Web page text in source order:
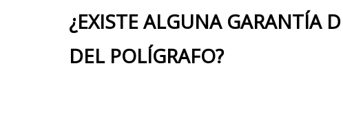
¿EXISTE ALGUNA GARANTÍA
DEL POLÍGRAFO?